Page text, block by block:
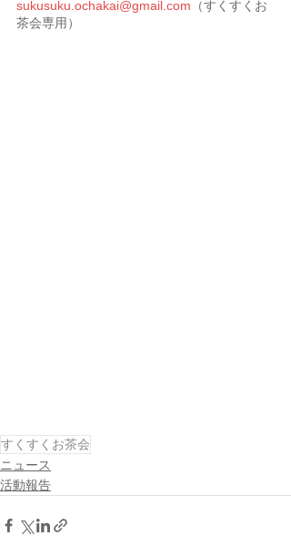
sukusuku.ochakai@gmail.com （すくすくお
茶会専用）
すくすくお茶会
ニュース
活動報告